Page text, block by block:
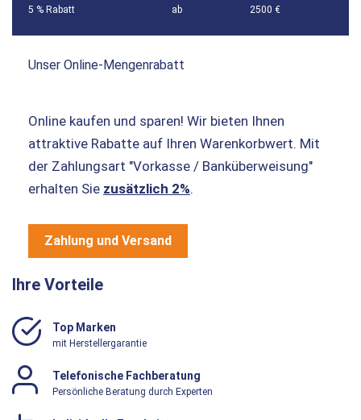
5 % Rabatt ab 2500 €
Unser Online-Mengenrabatt
Online kaufen und sparen! Wir bieten Ihnen
attraktive Rabatte auf Ihren Warenkorbwert. Mit
der Zahlungsart "Vorkasse / Banküberweisung"
erhalten Sie zusätzlich 2%.
Zahlung und Versand
Ihre Vorteile
Top Marken
mit Herstellergarantie
Telefonische Fachberatung
Persönliche Beratung durch Experten